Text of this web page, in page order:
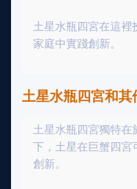
土星水瓶四宮在這
家庭中實踐創新。
土星水瓶四宮和其
土星水瓶四宮獨特在
下，土星在巨蟹四宮
創新。